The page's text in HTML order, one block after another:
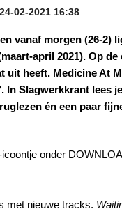
24-02-2021 16:38
vanaf morgen (26-2)
april 2021). Op
uit heeft. Medicine At
In Slagwerkkrant lees
én een paar
onder
met nieuwe tracks.